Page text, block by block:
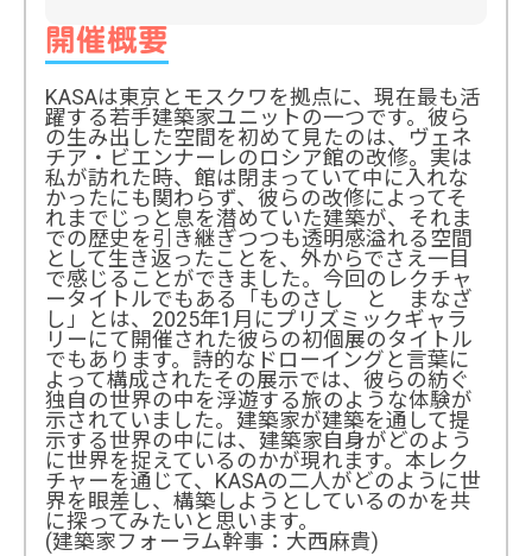
開催概要
KASAは東京とモスクワを拠点に、現在最も活
躍する若手建築家ユニットの一つです。彼ら
の生み出した空間を初めて見たのは、ヴェネ
チア・ビエンナーレのロシア館の改修。実は
私が訪れた時、館は閉まっていて中に入れな
かったにも関わらず、彼らの改修によってそ
れまでじっと息を潜めていた建築が、それま
での歴史を引き継ぎつつも透明感溢れる空間
として生き返ったことを、外からでさえ一目
で感じることができました。今回のレクチャ
ータイトルでもある「ものさし と まなざ
し」とは、2025年1月にプリズミックギャラ
リーにて開催された彼らの初個展のタイトル
でもあります。詩的なドローイングと言葉に
よって構成されたその展示では、彼らの紡ぐ
独自の世界の中を浮遊する旅のような体験が
示されていました。建築家が建築を通して提
示する世界の中には、建築家自身がどのよう
に世界を捉えているのかが現れます。本レク
チャーを通じて、KASAの二人がどのように世
界を眼差し、構築しようとしているのかを共
に探ってみたいと思います。
(建築家フォーラム幹事：大西麻貴)